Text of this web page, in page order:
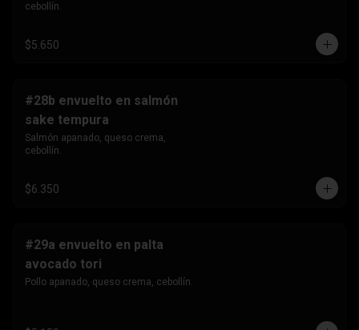
cebollín.
$5.650
#28b envuelto en salmón
sake tempura
Salmón apanado, queso crema,
cebollín.
$6.350
#29a envuelto en palta
avocado tori
Pollo apanado, queso crema, cebollín.